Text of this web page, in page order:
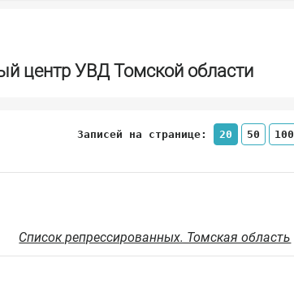
центр УВД Томской области
Записей на странице: 20 50 100
Список репрессированных. Томская область